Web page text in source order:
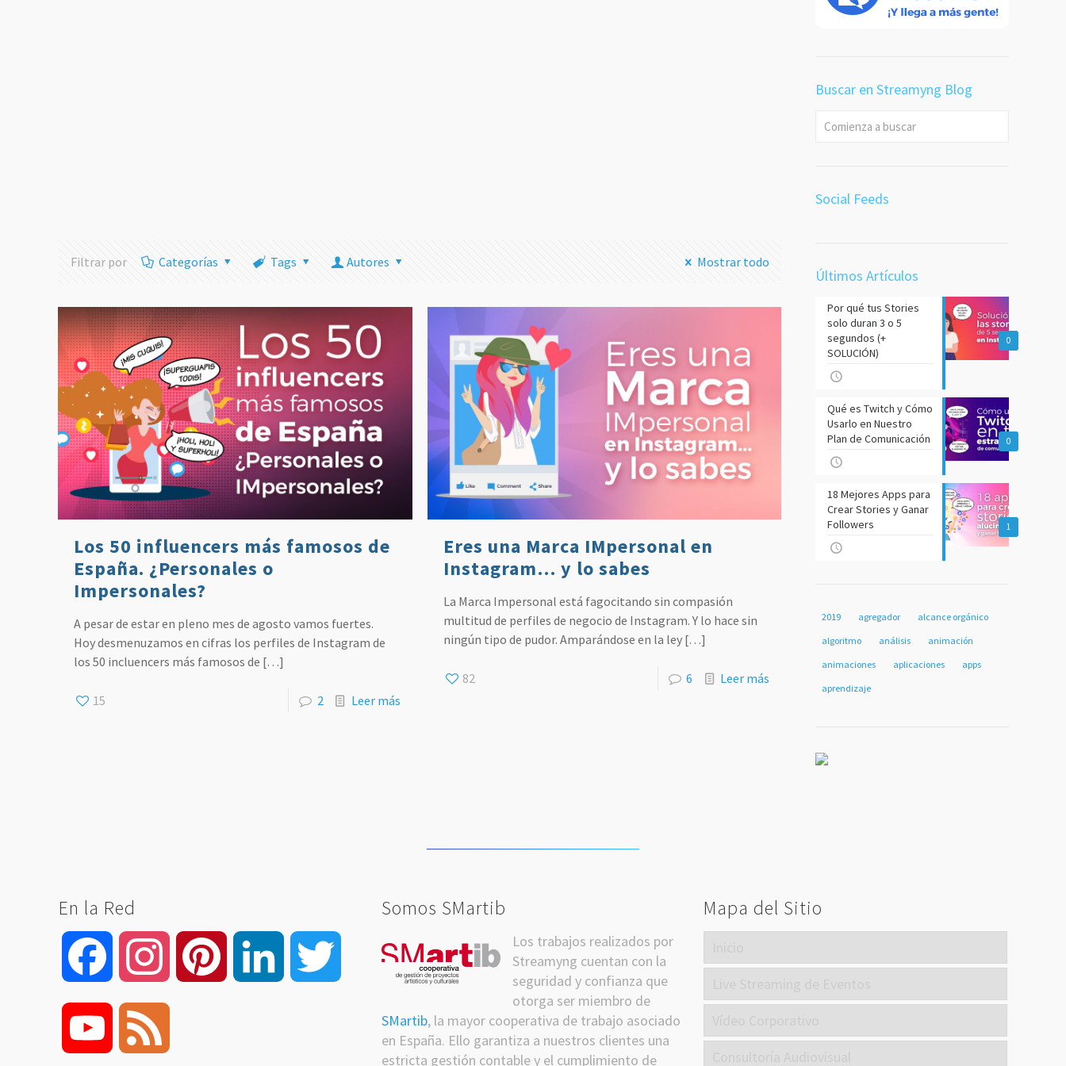
Filtrar por Categorías Tags Autores Mostrar todo
Los 50 influencers más famosos de
España. ¿Personales o
Impersonales?
A pesar de estar en pleno mes de agosto vamos fuertes.
Hoy desmenuzamos en cifras los perfiles de Instagram de
los 50 incluencers más famosos de […]
15 2 Leer más
Eres una Marca IMpersonal en
Instagram… y lo sabes
La Marca Impersonal está fagocitando sin compasión
multitud de perfiles de negocio de Instagram. Y lo hace sin
ningún tipo de pudor. Amparándose en la ley[…]
82 6 Leer más
Buscar en Streamyng Blog
Social Feeds
Últimos Artículos
0
Por qué tus Stories
solo duran 3 o 5
segundos (+
SOLUCIÓN)
0
Qué es Twitch y Cómo
Usarlo en Nuestro
Plan de Comunicación
1
18 Mejores Apps para
Crear Stories y Ganar
Followers
2019 agregador
alcance orgánico
algoritmo
análisis
animación
animaciones
aplicaciones
apps
aprendizaje
En la Red
Facebook Instagram Pinterest LinkedIn Twitter
YouTube
Somos SMartib
Los trabajos realizados por
Streamyng cuentan con la
seguridad y confianza que
otorga ser miembro de
SMartib, la mayor cooperativa de trabajo asociado
en España. Ello garantiza a nuestros clientes una
estricta gestión contable y el cumplimiento de
Mapa del Sitio